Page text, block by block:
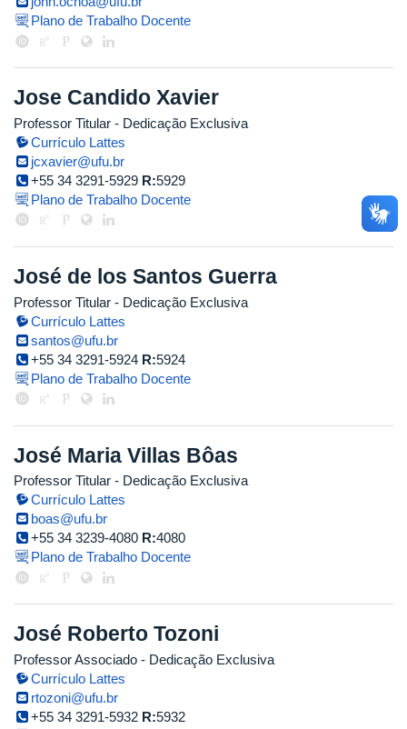
Plano de Trabalho Docente
Jose Candido Xavier
Professor Titular - Dedicação Exclusiva
Currículo Lattes
jcxavier@ufu.br
+55 34 3291-5929 R:5929
Plano de Trabalho Docente
José de los Santos Guerra
Professor Titular - Dedicação Exclusiva
Currículo Lattes
santos@ufu.br
+55 34 3291-5924 R:5924
Plano de Trabalho Docente
José Maria Villas Bôas
Professor Titular - Dedicação Exclusiva
Currículo Lattes
boas@ufu.br
+55 34 3239-4080 R:4080
Plano de Trabalho Docente
José Roberto Tozoni
Professor Associado - Dedicação Exclusiva
Currículo Lattes
rtozoni@ufu.br
+55 34 3291-5932 R:5932